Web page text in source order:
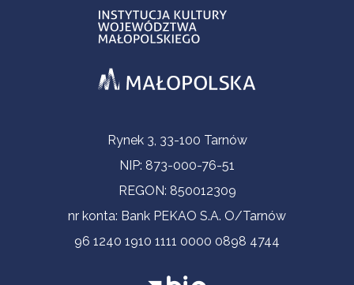
Informacje kontaktoweRynek 3, 33-100 Tarnów
NIP: 873-000-76-51
REGON: 850012309
nr konta: Bank PEKAO S.A. O/Tarnów
96 1240 1910 1111 0000 0898 4744